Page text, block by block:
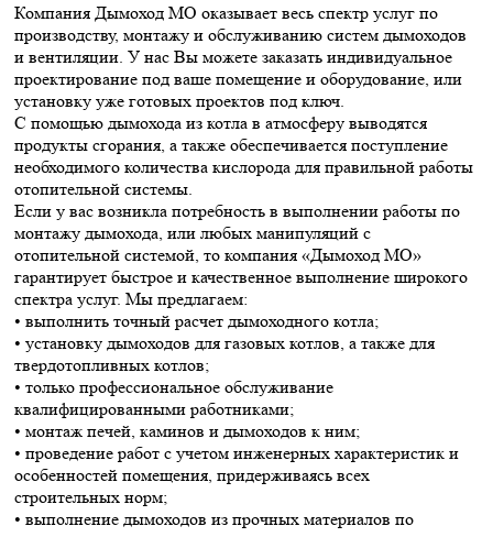
Компания Дымоход МО оказывает весь спектр услуг по
производству, монтажу и обслуживанию систем дымоходов
и вентиляции. У нас Вы можете заказать индивидуальное
проектирование под ваше помещение и оборудование, или
установку уже готовых проектов под ключ.
С помощью дымохода из котла в атмосферу выводятся
продукты сгорания, а также обеспечивается поступление
необходимого количества кислорода для правильной работы
отопительной системы.
Если у вас возникла потребность в выполнении работы по
монтажу дымохода, или любых манипуляций с
отопительной системой, то компания «Дымоход МО»
гарантирует быстрое и качественное выполнение широкого
спектра услуг. Мы предлагаем:
• выполнить точный расчет дымоходного котла;
• установку дымоходов для газовых котлов, а также для
твердотопливных котлов;
• только профессиональное обслуживание
квалифицированными работниками;
• монтаж печей, каминов и дымоходов к ним;
• проведение работ с учетом инженерных характеристик и
особенностей помещения, придерживаясь всех
строительных норм;
• выполнение дымоходов из прочных материалов по